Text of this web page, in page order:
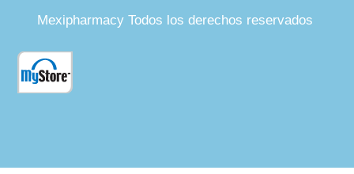
Mexipharmacy Todos los derechos reservados